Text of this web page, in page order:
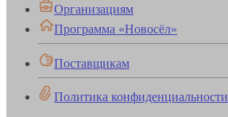
Организациям
Программа «Новосёл»
Поставщикам
Политика конфиденциальности